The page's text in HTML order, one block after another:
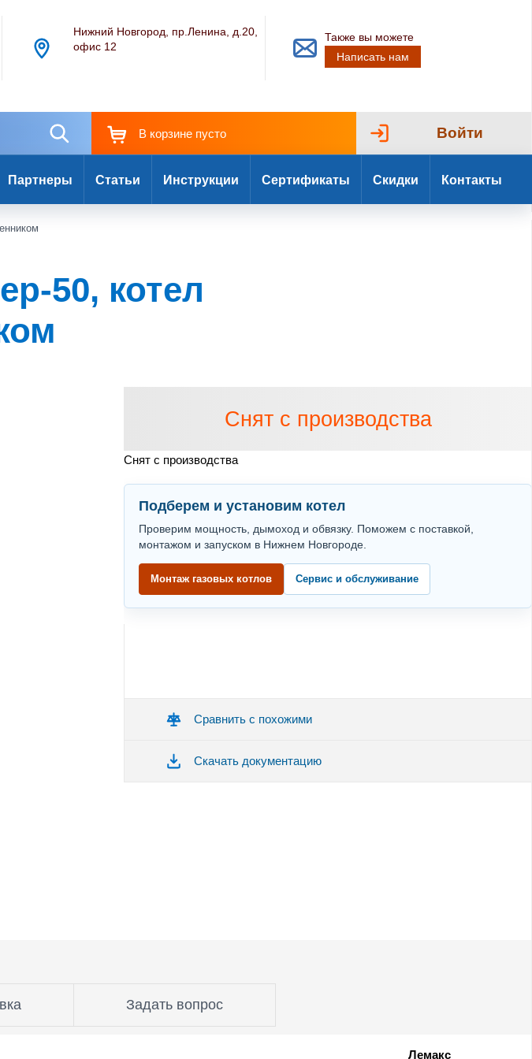
Нижний Новгород, пр.Ленина, д.20,
офис 12
Также вы можете
Написать нам
В корзине пусто Войти
Партнеры Статьи Инструкции Сертификаты Скидки Контакты
50, котел
Снят с производства
Снят с производства
Подберем и установим котел
Проверим мощность, дымоход и обвязку. Поможем с поставкой,
монтажом и запуском в Нижнем Новгороде.
Монтаж газовых котлов Сервис и обслуживание
Сравнить с похожими
Скачать документацию
Задать вопрос
Лемакс